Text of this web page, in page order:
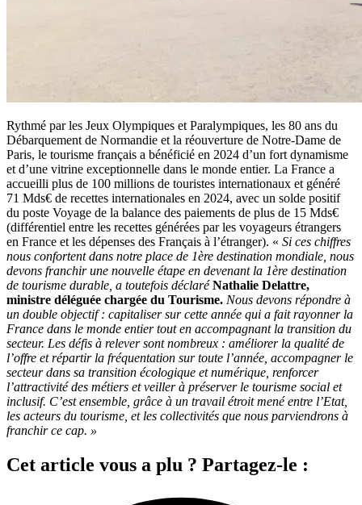
Rythmé par les Jeux Olympiques et Paralympiques, les 80 ans du
Débarquement de Normandie et la réouverture de Notre-Dame de
Paris, le tourisme français a bénéficié en 2024 d’un fort dynamisme
et d’une vitrine exceptionnelle dans le monde entier. La France a
accueilli plus de 100 millions de touristes internationaux et généré
71 Mds€ de recettes internationales en 2024, avec un solde positif
du poste Voyage de la balance des paiements de plus de 15 Mds€
(différentiel entre les recettes générées par les voyageurs étrangers
en France et les dépenses des Français à l’étranger). « Si ces chiffres
nous confortent dans notre place de 1ère destination mondiale, nous
devons franchir une nouvelle étape en devenant la 1ère destination
de tourisme durable, a toutefois déclaré Nathalie Delattre,
ministre déléguée chargée du Tourisme. Nous devons répondre à
un double objectif : capitaliser sur cette année qui a fait rayonner la
France dans le monde entier tout en accompagnant la transition du
secteur. Les défis à relever sont nombreux : améliorer la qualité de
l’offre et répartir la fréquentation sur toute l’année, accompagner le
secteur dans sa transition écologique et numérique, renforcer
l’attractivité des métiers et veiller à préserver le tourisme social et
inclusif. C’est ensemble, grâce à un travail étroit mené entre l’Etat,
les acteurs du tourisme, et les collectivités que nous parviendrons à
franchir ce cap. »
Cet article vous a plu ? Partagez-le :